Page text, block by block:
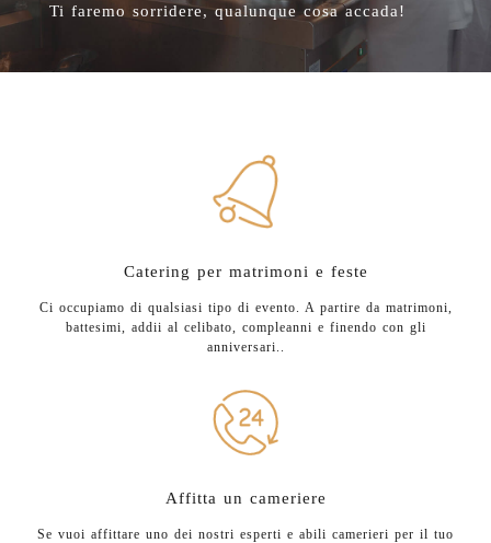
Ti faremo sorridere, qualunque cosa accada!
Catering per matrimoni e feste
Ci occupiamo di qualsiasi tipo di evento. A partire da matrimoni,
battesimi, addii al celibato, compleanni e finendo con gli
anniversari..
Affitta un cameriere
Se vuoi affittare uno dei nostri esperti e abili camerieri per il tuo